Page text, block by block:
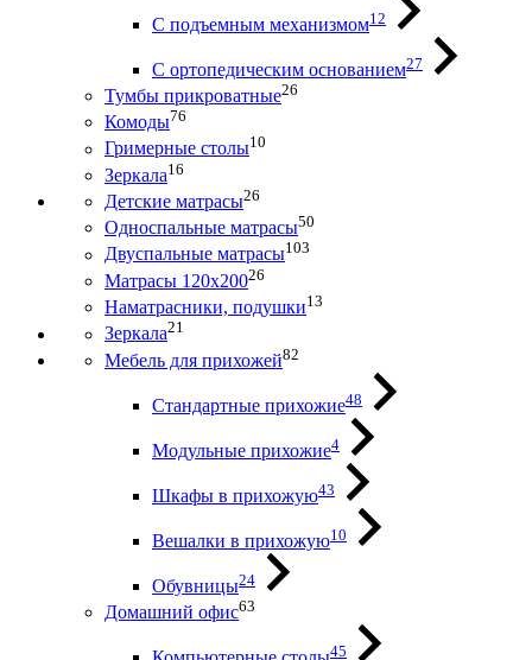
С подъемным механизмом12
С ортопедическим основанием27
Тумбы прикроватные26
Комоды76
Гримерные столы10
Зеркала16
Детские матрасы26
Односпальные матрасы50
Двуспальные матрасы103
Матрасы 120х20026
Наматрасники, подушки13
Зеркала21
Мебель для прихожей82
Стандартные прихожие48
Модульные прихожие4
Шкафы в прихожую43
Вешалки в прихожую10
Обувницы24
Домашний офис63
45